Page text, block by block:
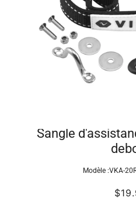
Sangle
Modèle :VKA-